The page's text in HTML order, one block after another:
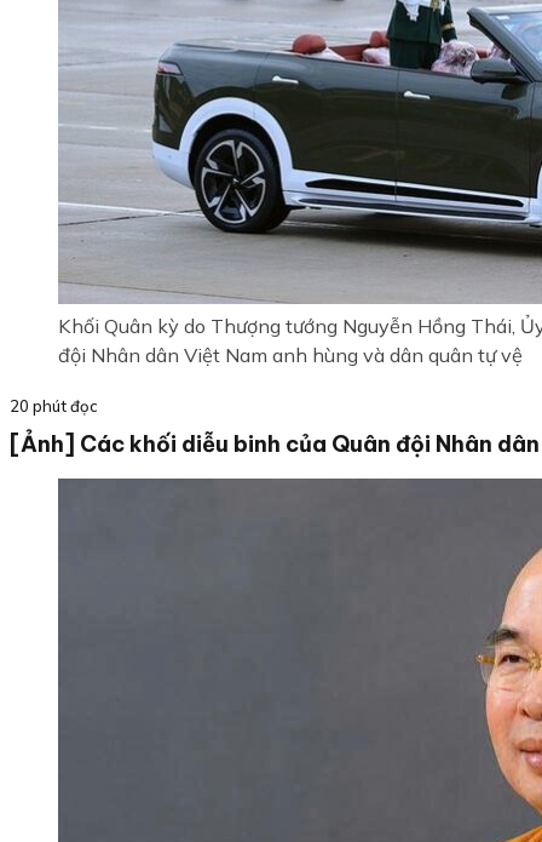
Khối Quân kỳ do Thượng tướng Nguyễn Hồng Thái,
đội Nhân dân Việt Nam anh hùng và dân quân tự vệ
20 phút đọc
[Ảnh] Các khối diễu binh của Quân đội Nhân